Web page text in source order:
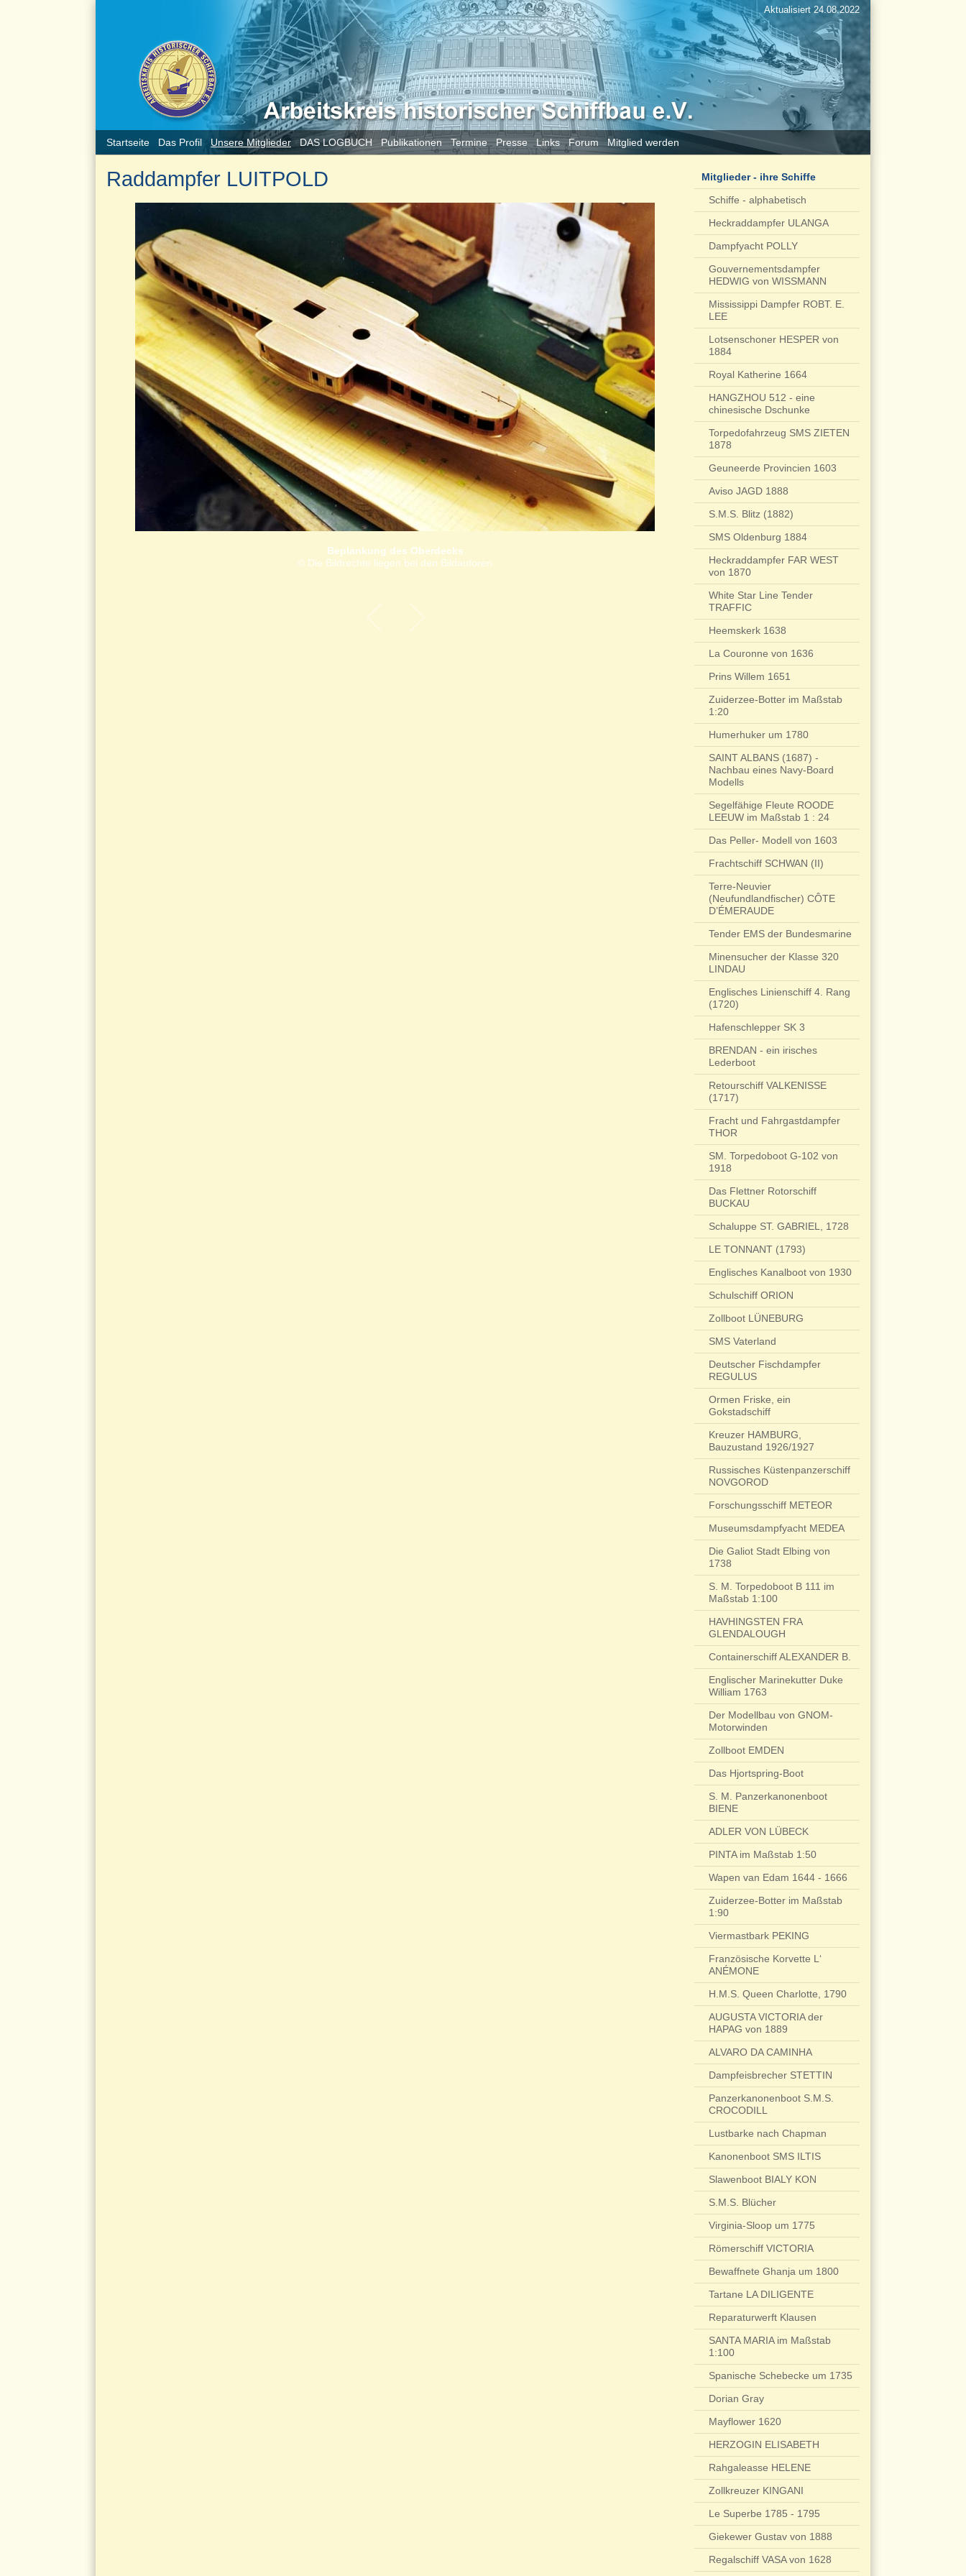
Startseite Das Profil Unsere Mitglieder DAS LOGBUCH Publikationen Termine Presse Links Forum Mitglied werden
Aktualisiert 24.08.2022
Raddampfer LUITPOLD
Beplankung des Oberdecks
© Die Bildrechte liegen bei den Bildautoren
Mitglieder - ihre Schiffe
Schiffe - alphabetisch
Heckraddampfer ULANGA
Dampfyacht POLLY
Gouvernementsdampfer
HEDWIG von WISSMANN
Mississippi Dampfer ROBT. E.
LEE
Lotsenschoner HESPER von
1884
Royal Katherine 1664
HANGZHOU 512 - eine
chinesische Dschunke
Torpedofahrzeug SMS ZIETEN
1878
Geuneerde Provincien 1603
Aviso JAGD 1888
S.M.S. Blitz (1882)
SMS Oldenburg 1884
Heckraddampfer FAR WEST
von 1870
White Star Line Tender
TRAFFIC
Heemskerk 1638
La Couronne von 1636
Prins Willem 1651
Zuiderzee-Botter im Maßstab
1:20
Humerhuker um 1780
SAINT ALBANS (1687) -
Nachbau eines Navy-Board
Modells
Segelfähige Fleute ROODE
LEEUW im Maßstab 1 : 24
Das Peller- Modell von 1603
Frachtschiff SCHWAN (II)
Terre-Neuvier
(Neufundlandfischer) CÔTE
D’ÉMERAUDE
Tender EMS der Bundesmarine
Minensucher der Klasse 320
LINDAU
Englisches Linienschiff 4. Rang
(1720)
Hafenschlepper SK 3
BRENDAN - ein irisches
Lederboot
Retourschiff VALKENISSE
(1717)
Fracht und Fahrgastdampfer
THOR
SM. Torpedoboot G-102 von
1918
Das Flettner Rotorschiff
BUCKAU
Schaluppe ST. GABRIEL, 1728
LE TONNANT (1793)
Englisches Kanalboot von 1930
Schulschiff ORION
Zollboot LÜNEBURG
SMS Vaterland
Deutscher Fischdampfer
REGULUS
Ormen Friske, ein
Gokstadschiff
Kreuzer HAMBURG,
Bauzustand 1926/1927
Russisches Küstenpanzerschiff
NOVGOROD
Forschungsschiff METEOR
Museumsdampfyacht MEDEA
Die Galiot Stadt Elbing von
1738
S. M. Torpedoboot B 111 im
Maßstab 1:100
HAVHINGSTEN FRA
GLENDALOUGH
Containerschiff ALEXANDER B.
Englischer Marinekutter Duke
William 1763
Der Modellbau von GNOM-
Motorwinden
Zollboot EMDEN
Das Hjortspring-Boot
S. M. Panzerkanonenboot
BIENE
ADLER VON LÜBECK
PINTA im Maßstab 1:50
Wapen van Edam 1644 - 1666
Zuiderzee-Botter im Maßstab
1:90
Viermastbark PEKING
Französische Korvette L‘
ANÉMONE
H.M.S. Queen Charlotte, 1790
AUGUSTA VICTORIA der
HAPAG von 1889
ALVARO DA CAMINHA
Dampfeisbrecher STETTIN
Panzerkanonenboot S.M.S.
CROCODILL
Lustbarke nach Chapman
Kanonenboot SMS ILTIS
Slawenboot BIALY KON
S.M.S. Blücher
Virginia-Sloop um 1775
Römerschiff VICTORIA
Bewaffnete Ghanja um 1800
Tartane LA DILIGENTE
Reparaturwerft Klausen
SANTA MARIA im Maßstab
1:100
Spanische Schebecke um 1735
Dorian Gray
Mayflower 1620
HERZOGIN ELISABETH
Rahgaleasse HELENE
Zollkreuzer KINGANI
Le Superbe 1785 - 1795
Giekewer Gustav von 1888
Regalschiff VASA von 1628